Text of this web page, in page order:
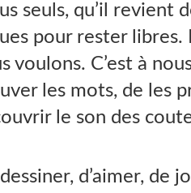
seuls, qu’il revient
pour rester libres.
voulons. C’est à
les mots, de les
le son des
d’aimer, de